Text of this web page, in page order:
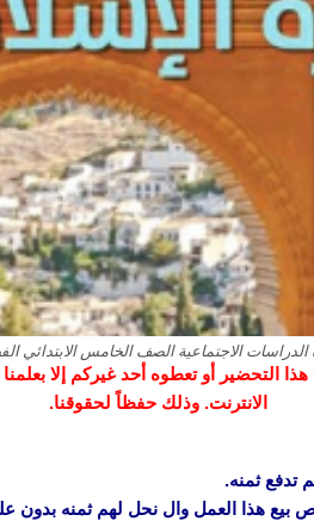
الاجتماعية الصف الخامس الابتدائي الفصل
هذا التحضير أو تعطوه أحد غيركم إلا
الانترنت. وذلك حفظاً لحقوقنا.
تدفع ثمنه.
بيع هذا العمل وال نحل لهم ثمنه بدون